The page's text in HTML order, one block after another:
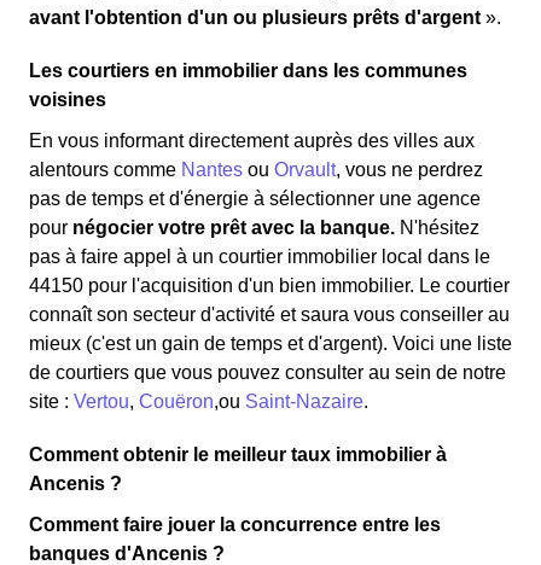
avant l'obtention d'un ou plusieurs prêts d'argent ».
Les courtiers en immobilier dans les communes
voisines
En vous informant directement auprès des villes aux
alentours comme Nantes ou Orvault, vous ne perdrez
pas de temps et d'énergie à sélectionner une agence
pour négocier votre prêt avec la banque. N'hésitez
pas à faire appel à un courtier immobilier local dans le
44150 pour l'acquisition d'un bien immobilier. Le courtier
connaît son secteur d'activité et saura vous conseiller au
mieux (c'est un gain de temps et d'argent). Voici une liste
de courtiers que vous pouvez consulter au sein de notre
site : Vertou, Couëron,ou Saint-Nazaire.
Comment obtenir le meilleur taux immobilier à
Ancenis ?
Comment faire jouer la concurrence entre les
banques d'Ancenis ?